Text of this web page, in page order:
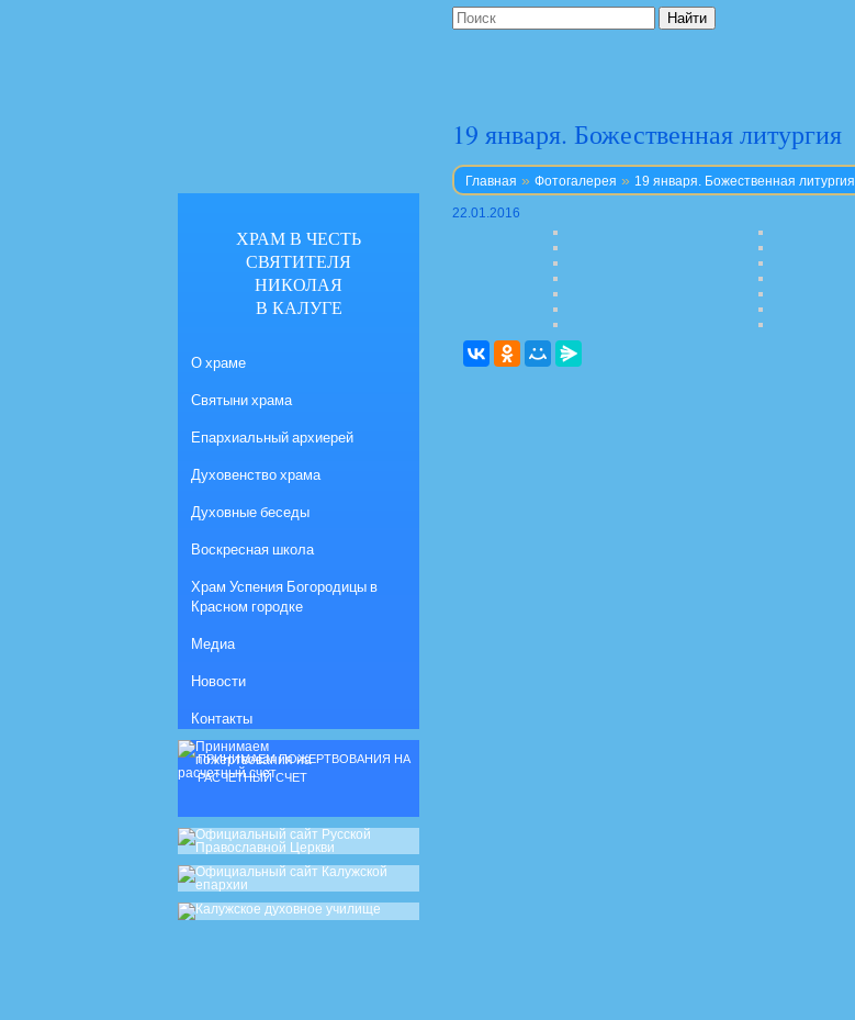
19 января. Божественная литургия
Главная » Фотогалерея » 19 января. Божественная литургия
22.01.2016
ХРАМ В ЧЕСТЬ
СВЯТИТЕЛЯ
НИКОЛАЯ
В КАЛУГЕ
О храме
Святыни храма
Епархиальный архиерей
Духовенство храма
Духовные беседы
Воскресная школа
Храм Успения Богородицы в
Красном городке
Медиа
Новости
Контакты
ПРИНИМАЕМ ПОЖЕРТВОВАНИЯ НА
РАСЧЕТНЫЙ СЧЕТ